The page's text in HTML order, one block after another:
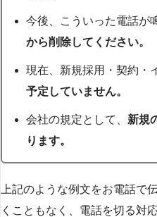
今後、こういった電話が
から削除してください。
現在、新規採用・契約・
予定していません。
会社の規定として、 新規
ります。
上記のような例文をお電話で
くこともなく、電話を切る対